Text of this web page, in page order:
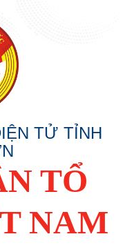
TỬ TỈNH
TỔ
NAM